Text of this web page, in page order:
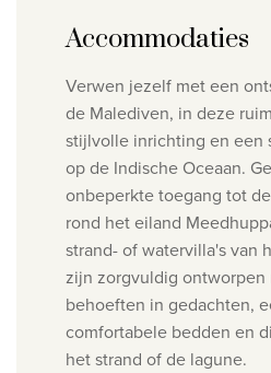
Accommodaties
Verwen jezelf met een
de Malediven, in deze
stijlvolle inrichting en een
op de Indische Oceaan.
onbeperkte toegang tot
rond het eiland
strand- of watervilla's van
zijn zorgvuldig
behoeften in gedachten,
comfortabele bedden en
het strand of de lagune.